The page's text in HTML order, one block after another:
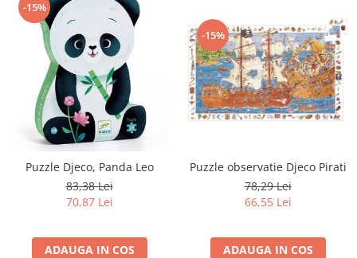
-15%
Puzzle Djeco, Panda Leo
83,38 Lei
70,87 Lei
ADAUGA IN COS
-15%
Puzzle observatie Djeco Pirati
78,29 Lei
66,55 Lei
ADAUGA IN COS